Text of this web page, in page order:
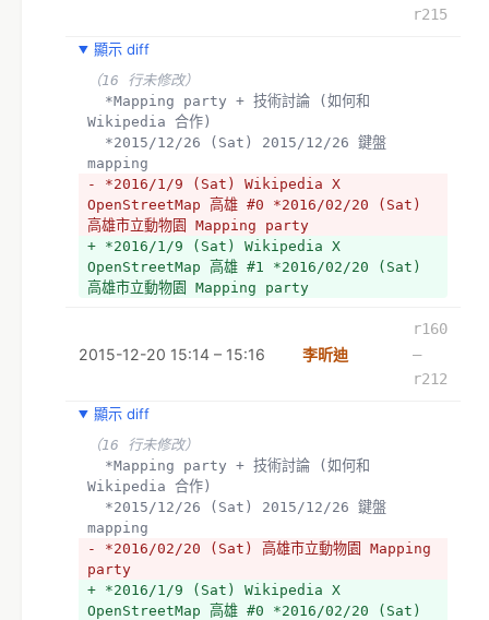
r215
顯示 diff
（16 行未修改）
Wikipedia 合作)
mapping
- *2016/1/9 (Sat) Wikipedia X
OpenStreetMap 高雄 #0 *2016/02/20 (Sat)
高雄市立動物園 Mapping party
+ *2016/1/9 (Sat) Wikipedia X
OpenStreetMap 高雄 #1 *2016/02/20 (Sat)
高雄市立動物園 Mapping party
2015-12-20 15:14 – 15:16 李昕迪
r160
–
r212
顯示 diff
（16 行未修改）
Wikipedia 合作)
mapping
- *2016/02/20 (Sat) 高雄市立動物園 Mapping
party
+ *2016/1/9 (Sat) Wikipedia X
OpenStreetMap 高雄 #0 *2016/02/20 (Sat)